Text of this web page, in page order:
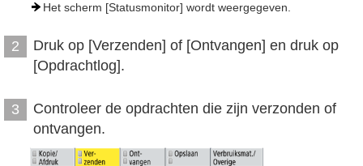
Het scherm [Statusmonitor] wordt weergegeven.
2
Druk op [Verzenden] of [Ontvangen] en druk op
[Opdrachtlog].
3
Controleer de opdrachten die zijn verzonden of
ontvangen.